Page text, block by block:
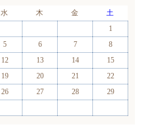
水 木 金
土
1
5 6 7
8
12 13 14
15
19 20 21
22
26 27 28
29